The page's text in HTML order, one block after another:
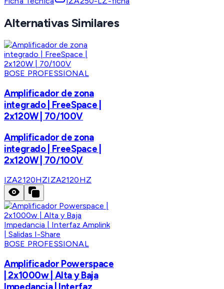
Alternativas Similares
BOSE PROFESSIONAL
Amplificador de zona
integrado | FreeSpace |
2x120W | 70/100V
Amplificador de zona
integrado | FreeSpace |
2x120W | 70/100V
IZA2120HZIZA2120HZ
BOSE PROFESSIONAL
Amplificador Powerspace
| 2x1000w | Alta y Baja